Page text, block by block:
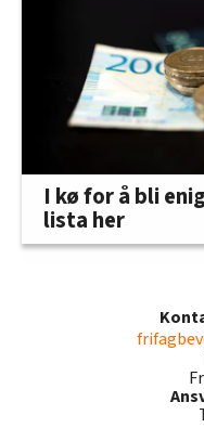
I kø for å bli
lista her